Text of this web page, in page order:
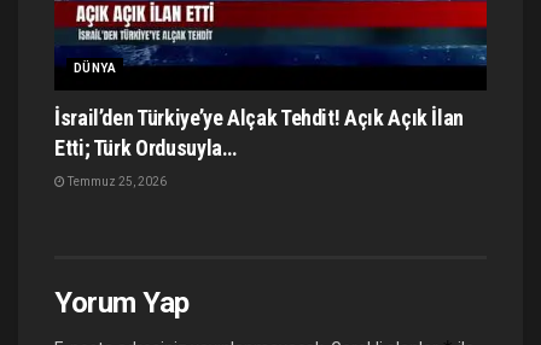
DÜNYA
İsrail’den Türkiye’ye Alçak Tehdit! Açık Açık İlan
Etti; Türk Ordusuyla…
Temmuz 25, 2026
Yorum Yap